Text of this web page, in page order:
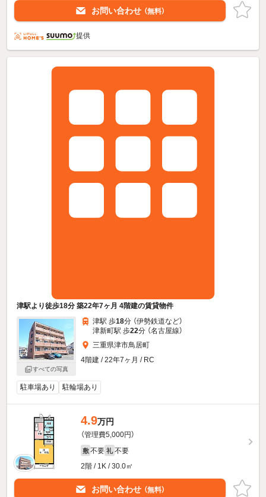
お問い合わせ （無料）
提供
津駅より徒歩18分 築22年7ヶ月 4階建の賃貸物件
すべての写真
津駅 歩18分 （伊勢鉄道など）
津新町駅 歩22分 （名古屋線）
三重県津市鳥居町
4階建 / 22年7ヶ月 / RC
駐車場あり 駐輪場あり
4.9万円
（管理費5,000円）
敷 不要 礼 不要
2階 / 1K / 30.0㎡
お問い合わせ （無料）